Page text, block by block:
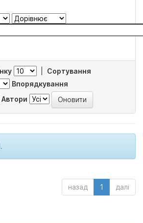
Сортування
Впорядкування
Автори
назад 1 далі